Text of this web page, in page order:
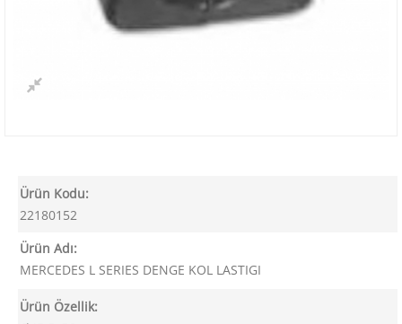
Ürün Kodu:
22180152
Ürün Adı:
MERCEDES L SERIES DENGE KOL LASTIGI
Ürün Özellik: